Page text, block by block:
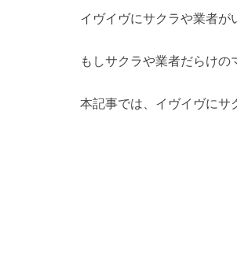
イヴイヴにサクラや業者が
もしサクラや業者だらけの
本記事では、イヴイヴにサ